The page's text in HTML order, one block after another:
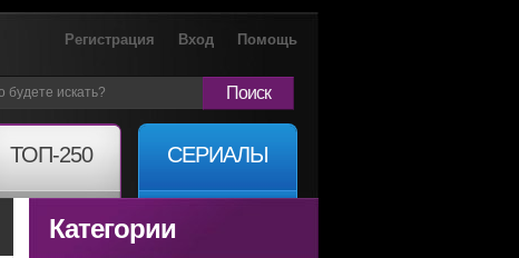
Регистрация Вход Помощь
Поиск
ТОП-250 СЕРИАЛЫ
Категории